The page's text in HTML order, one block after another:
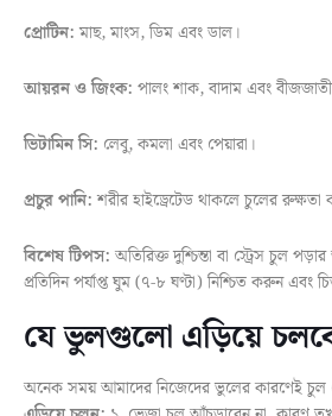
প্রোটিন: মাছ, মাংস, ডিম এবং ডাল।
আয়রন ও জিংক: পালং শাক, বাদাম এবং
ভিটামিন সি: লেবু, কমলা এবং পেয়ারা।
প্রচুর পানি: শরীর হাইড্রেটেড থাকলে চুলের রুক্ষতা
বিশেষ টিপস: অতিরিক্ত দুশ্চিন্তা বা স্ট্রেস চুল
প্রতিদিন পর্যাপ্ত ঘুম (৭-৮ ঘণ্টা) নিশ্চিত করুন এবং
যে ভুলগুলো এড়িয়ে
অনেক সময় আমাদের নিজেদের ভুলের কারণেই চুল